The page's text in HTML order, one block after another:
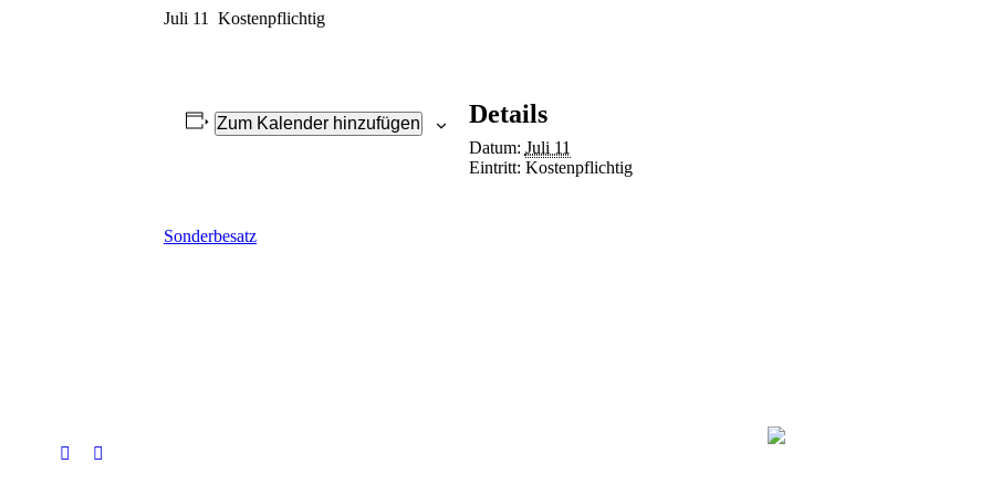
Juli 11 Kostenpflichtig
Zum Kalender hinzufügen Details
Datum: Juli 11
Eintritt: Kostenpflichtig
Sonderbesatz